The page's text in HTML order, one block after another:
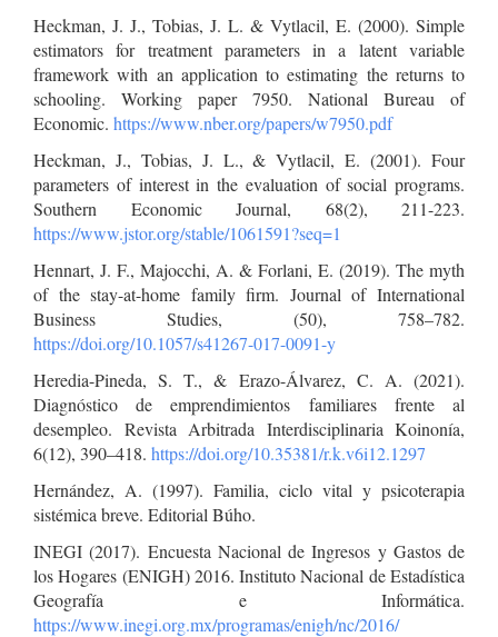
Heckman, J. J., Tobias, J. L. & Vytlacil, E. (2000). Simple
estimators for treatment parameters in a latent variable
framework with an application to estimating the returns to
schooling. Working paper 7950. National Bureau of
Economic. https://www.nber.org/papers/w7950.pdf
Heckman, J., Tobias, J. L., & Vytlacil, E. (2001). Four
parameters of interest in the evaluation of social programs.
Southern Economic Journal, 68(2), 211-223.
https://www.jstor.org/stable/1061591?seq=1
Hennart, J. F., Majocchi, A. & Forlani, E. (2019). The myth
of the stay-at-home family firm. Journal of International
Business Studies, (50), 758–782.
https://doi.org/10.1057/s41267-017-0091-y
Heredia-Pineda, S. T., & Erazo-Álvarez, C. A. (2021).
Diagnóstico de emprendimientos familiares frente al
desempleo. Revista Arbitrada Interdisciplinaria Koinonía,
6(12), 390–418. https://doi.org/10.35381/r.k.v6i12.1297
Hernández, A. (1997). Familia, ciclo vital y psicoterapia
sistémica breve. Editorial Búho.
INEGI (2017). Encuesta Nacional de Ingresos y Gastos de
los Hogares (ENIGH) 2016. Instituto Nacional de Estadística
Geografía e Informática.
https://www.inegi.org.mx/programas/enigh/nc/2016/